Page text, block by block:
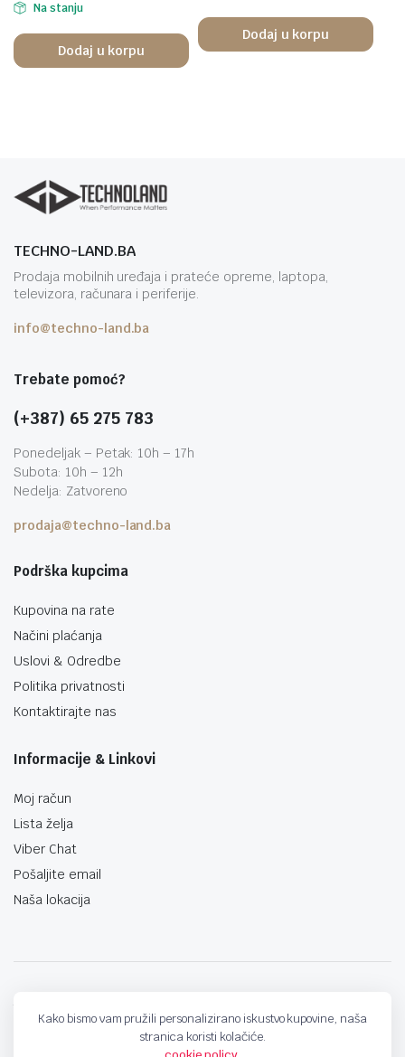
Na stanju
Dodaj u korpu
Dodaj u korpu
TECHNO-LAND.BA
Prodaja mobilnih uređaja i prateće opreme, laptopa,
televizora, računara i periferije.
info@techno-land.ba
Trebate pomoć?
(+387) 65 275 783
Ponedeljak – Petak: 10h – 17h
Subota: 10h – 12h
Nedelja: Zatvoreno
prodaja@techno-land.ba
Podrška kupcima
Kupovina na rate
Načini plaćanja
Uslovi & Odredbe
Politika privatnosti
Kontaktirajte nas
Informacije & Linkovi
Moj račun
Lista želja
Viber Chat
Pošaljite email
Naša lokacija
Kako bismo vam pružili personalizirano iskustvo kupovine, naša
stranica koristi kolačiće.